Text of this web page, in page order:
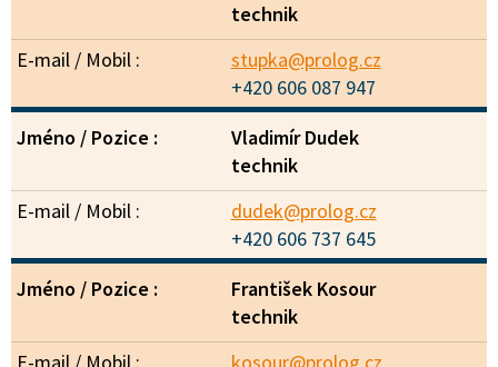
technik
stupka@prolog.cz
+420 606 087 947
Vladimír Dudek
technik
dudek@prolog.cz
+420 606 737 645
František Kosour
technik